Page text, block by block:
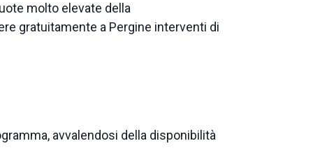
molto elevate della
gratuitamente a Pergine interventi di
avvalendosi della disponibilità